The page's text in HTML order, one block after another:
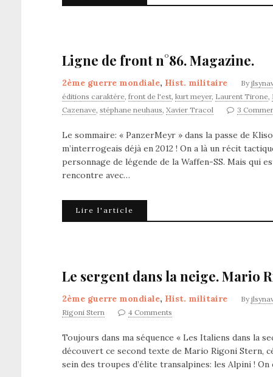
Ligne de front n°86. Magazine.
2ème guerre mondiale, Hist. militaire By
éditions caraktère, front de l'est, kurt meyer, Laurent Tirone,
Cazenave, stéphane neuhaus, Xavier Tracol 3
Le sommaire: « PanzerMeyr » dans la passe de
m’interrogeais déjà en 2012 ! On a là un récit
personnage de légende de la Waffen-SS. Mais qui
rencontre avec…
Lire l'article
Le sergent dans la neige. Mario
2ème guerre mondiale, Hist. militaire By
Rigoni Stern
4 Comments
Toujours dans ma séquence « Les Italiens dans la
découvert ce second texte de Mario Rigoni Stern,
sein des troupes d’élite transalpines: les Alpini !